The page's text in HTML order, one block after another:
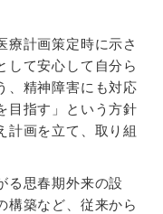
療計画策定時に示さ
して安心して自分ら
、精神障害にも対応
目指す」という方針
計画を立て、取り組
る思春期外来の設
構築など、従来から